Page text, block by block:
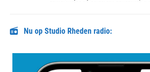
Nu op Studio Rheden radio: